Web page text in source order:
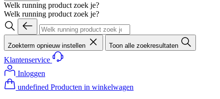
Welk running product zoek je?
Welk running product zoek je?
Zoekterm opnieuw instellen Toon alle zoekresultaten
Klantenservice
Inloggen
undefined Producten in winkelwagen